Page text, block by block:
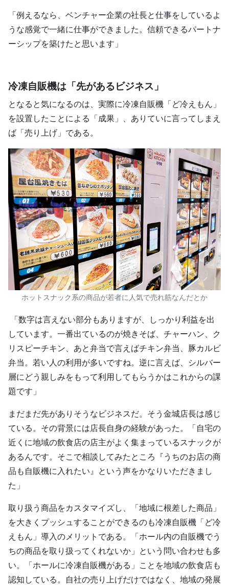
「例えるなら、ベンチャー企業の社長と仕事をしているよ
うな感覚で一緒に仕事ができました。信頼できるパートナ
ーシップを築けたと思います」
冷凍自販機は「先があるビジネス」
となると気になるのは、実際に冷凍自販機「ど冷えもん」
を設置したことによる「成果」、ありていに言ってしまえ
ば「売り上げ」である。
ホットスナック系の商品が若者に人気で売れ筋なんだとか
「数字は言えない部分もありますが、しっかり利益を出
しています。一番出ているのが焼きそば、チャーハン、ク
リスピーチキン、あと弁当で言えばチキン弁当、豚カルビ
弁当。若い人の利用が多いですね。逆に言えば、シルバー
層にどう親しみをもって利用してもらうかはこれからの課
題です」
まだまだ先がありそうなビジネスだ。そう金城店長は感じ
ている。その背景には店長自身の経験があった。「自宅の
近くに地域の飲食店の店主がよく集まっているスナックが
あるんです。そこで相談してみたところ『うちのお店の商
品も自販機に入れたい』という声をかなりいただきまし
た」
取り扱う商品をカスタマイズし、「地域に根差した商品」
を大きくプッシュすることができるのも冷凍自販機「ど冷
えもん」導入のメリットである。「ホール内の自販機でう
ちの商品を取り扱ってくれないか」という問い合わせも多
い。「ホールに冷凍自販機がある」ことを地域の飲食店も
認知している。自社の売り上げだけではなく、地域の発展